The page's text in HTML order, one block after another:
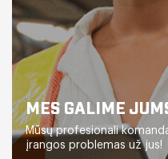
MES GALIME
Mūsų profesionali
įrangos problemas už jus!